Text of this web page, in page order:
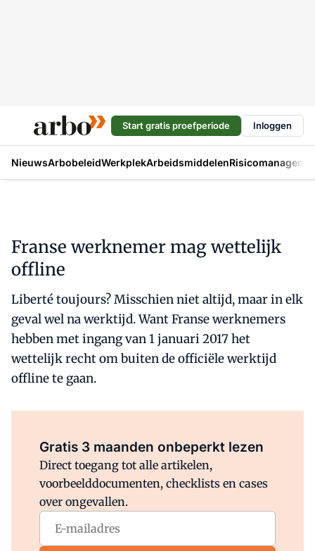
Start gratis proefperiode Inloggen
NieuwsArbobeleidWerkplekArbeidsmiddelen
Franse werknemer mag wettelijk
offline
Liberté toujours? Misschien niet altijd, maar in elk
geval wel na werktijd. Want Franse werknemers
hebben met ingang van 1 januari 2017 het
wettelijk recht om buiten de officiële werktijd
offline te gaan.
Gratis 3 maanden onbeperkt lezen
Direct toegang tot alle artikelen,
voorbeelddocumenten, checklists en cases
over ongevallen.